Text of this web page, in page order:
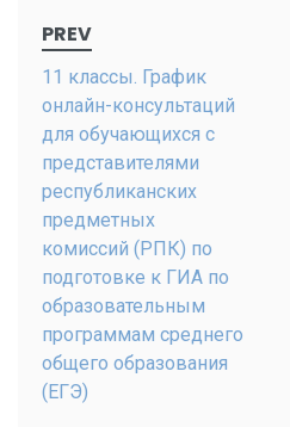
navigation
PREV
11 классы. График
онлайн-консультаций
для обучающихся с
представителями
республиканских
предметных
комиссий (РПК) по
подготовке к ГИА по
образовательным
программам среднего
общего образования
(ЕГЭ)